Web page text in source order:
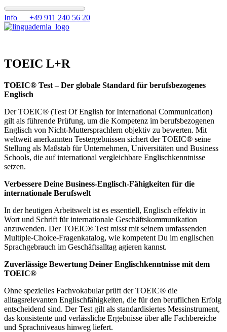
Info +49 911 240 56 20
TOEIC L+R
TOEIC® Test – Der globale Standard für berufsbezogenes
Englisch
Der TOEIC® (Test Of English for International Communication)
gilt als führende Prüfung, um die Kompetenz im berufsbezogenen
Englisch von Nicht-Muttersprachlern objektiv zu bewerten. Mit
weltweit anerkannten Testergebnissen sichert der TOEIC® seine
Stellung als Maßstab für Unternehmen, Universitäten und Business
Schools, die auf international vergleichbare Englischkenntnisse
setzen.
Verbessere Deine Business-Englisch-Fähigkeiten für die
internationale Berufswelt
In der heutigen Arbeitswelt ist es essentiell, Englisch effektiv in
Wort und Schrift für internationale Geschäftskommunikation
anzuwenden. Der TOEIC® Test misst mit seinem umfassenden
Multiple-Choice-Fragenkatalog, wie kompetent Du im englischen
Sprachgebrauch im Geschäftsalltag agieren kannst.
Zuverlässige Bewertung Deiner Englischkenntnisse mit dem
TOEIC®
Ohne spezielles Fachvokabular prüft der TOEIC® die
alltagsrelevanten Englischfähigkeiten, die für den beruflichen Erfolg
entscheidend sind. Der Test gilt als standardisiertes Messinstrument,
das konsistente und verlässliche Ergebnisse über alle Fachbereiche
und Sprachniveaus hinweg liefert.